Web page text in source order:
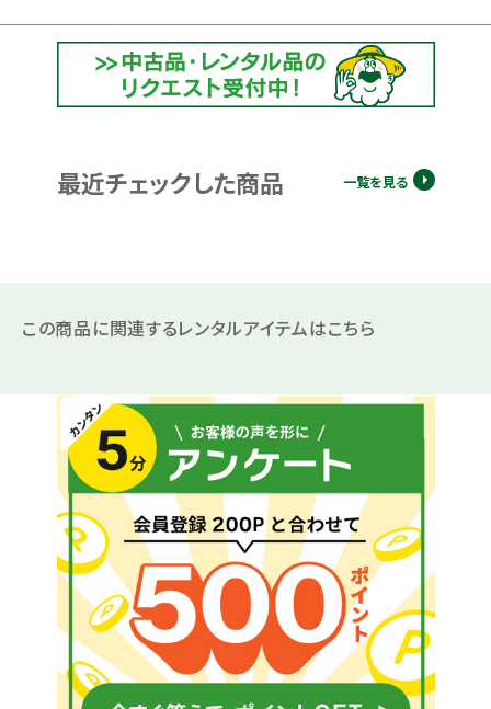
最近チェックした商品 一覧を見る
この商品に関連するレンタルアイテムはこちら